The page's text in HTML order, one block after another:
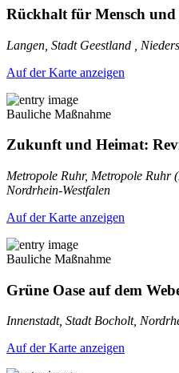
Rückhalt für Mensch
Langen, Stadt Geestland ,
Auf der Karte anzeigen
Bauliche Maßnahme
Zukunft und Heimat:
Metropole Ruhr, Metropole
Nordrhein-Westfalen
Auf der Karte anzeigen
Bauliche Maßnahme
Grüne Oase auf dem
Innenstadt, Stadt Bocholt,
Auf der Karte anzeigen